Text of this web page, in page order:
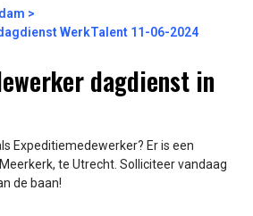
WerkTalent 11-06-2024
dagdienst in
Expeditiemedewerker? Er is een
te Utrecht. Solliciteer vandaag
de baan!